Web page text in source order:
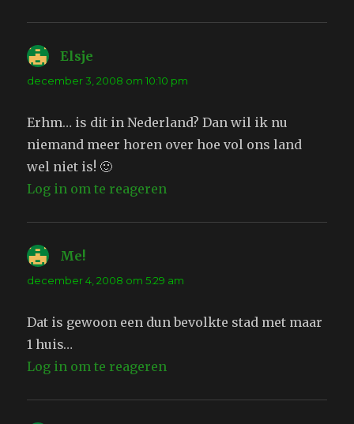
Elsje
december 3, 2008 om 10:10 pm
Erhm… is dit in Nederland? Dan wil ik nu
niemand meer horen over hoe vol ons land
wel niet is! 🙂
Log in om te reageren
Me!
december 4, 2008 om 5:29 am
Dat is gewoon een dun bevolkte stad met maar
1 huis…
Log in om te reageren